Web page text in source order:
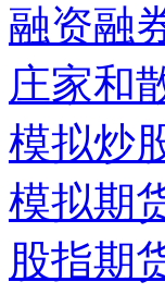
融资融
庄家和
模拟炒
模拟期
股指期